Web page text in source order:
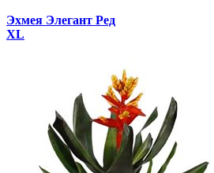
Эхмея Элегант Ред
XL